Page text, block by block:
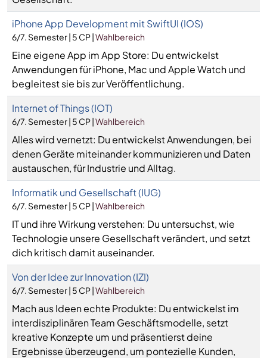
iPhone App Development mit SwiftUI (IOS)
6/7. Semester | 5 CP |Wahlbereich
Eine eigene App im App Store: Du entwickelst
Anwendungen für iPhone, Mac und Apple Watch und
begleitest sie bis zur Veröffentlichung.
Internet of Things (IOT)
6/7. Semester | 5 CP |Wahlbereich
Alles wird vernetzt: Du entwickelst Anwendungen, bei
denen Geräte miteinander kommunizieren und Daten
austauschen, für Industrie und Alltag.
Informatik und Gesellschaft (IUG)
6/7. Semester | 5 CP |Wahlbereich
IT und ihre Wirkung verstehen: Du untersuchst, wie
Technologie unsere Gesellschaft verändert, und setzt
dich kritisch damit auseinander.
Von der Idee zur Innovation (IZI)
6/7. Semester | 5 CP |Wahlbereich
Mach aus Ideen echte Produkte: Du entwickelst im
interdisziplinären Team Geschäftsmodelle, setzt
kreative Konzepte um und präsentierst deine
Ergebnisse überzeugend, um pontezielle Kunden,